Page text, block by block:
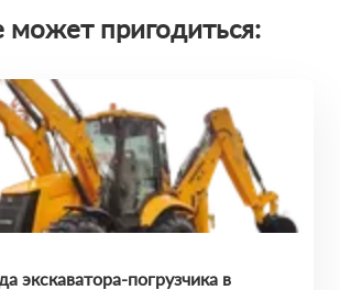
может пригодиться:
экскаватора-погрузчика в